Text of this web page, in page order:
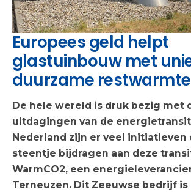
Europees geld helpt
glastuinbouw met
duurzame restwarmte
De hele wereld is druk bezig met
uitdagingen van de
Nederland zijn er veel initiatieven
steentje bijdragen aan deze
WarmCO2, een
Terneuzen. Dit Zeeuwse bedrijf is